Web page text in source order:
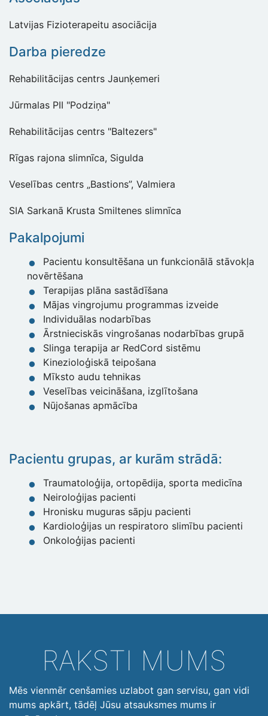
Latvijas Fizioterapeitu asociācija
Darba pieredze
Rehabilitācijas centrs Jaunķemeri
Jūrmalas PII "Podziņa"
Rehabilitācijas centrs "Baltezers"
Rīgas rajona slimnīca, Sigulda
Veselības centrs „Bastions”, Valmiera
SIA Sarkanā Krusta Smiltenes slimnīca
Pakalpojumi
Pacientu konsultēšana un funkcionālā stāvokļa
novērtēšana
Terapijas plāna sastādīšana
Mājas vingrojumu programmas izveide
Individuālas nodarbības
Ārstnieciskās vingrošanas nodarbības grupā
Slinga terapija ar RedCord sistēmu
Kinezioloģiskā teipošana
Mīksto audu tehnikas
Veselības veicināšana, izglītošana
Nūjošanas apmācība
Pacientu grupas, ar kurām strādā:
Traumatoloģija, ortopēdija, sporta medicīna
Neiroloģijas pacienti
Hronisku muguras sāpju pacienti
Kardioloģijas un respiratoro slimību pacienti
Onkoloģijas pacienti
RAKSTI MUMS
Mēs vienmēr cenšamies uzlabot gan servisu, gan vidi
mums apkārt, tādēļ Jūsu atsauksmes mums ir